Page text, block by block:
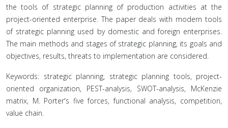
the tools of strategic planning of production activities at the
project-oriented enterprise. The paper deals with modern tools
of strategic planning used by domestic and foreign enterprises.
The main methods and stages of strategic planning, its goals and
objectives, results, threats to implementation are considered.
Keywords: strategic planning, strategic planning tools, project-
oriented organization, PEST-analysis, SWOT-analysis, McKenzie
matrix, M. Porter's five forces, functional analysis, competition,
value chain.